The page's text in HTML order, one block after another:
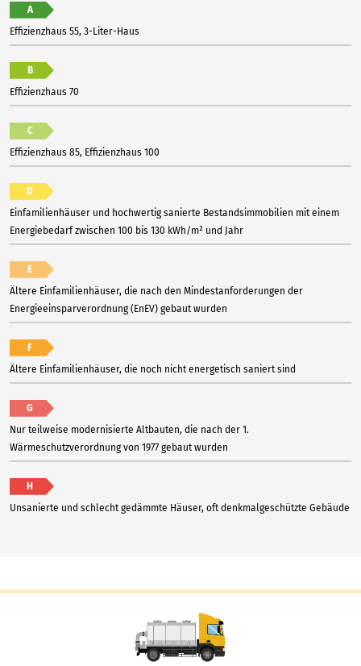
A
Effizienzhaus 55, 3-Liter-Haus
B
Effizienzhaus 70
C
Effizienzhaus 85, Effizienzhaus 100
D
Einfamilienhäuser und hochwertig sanierte Bestandsimmobilien mit einem
Energiebedarf zwischen 100 bis 130 kWh/m² und Jahr
E
Ältere Einfamilienhäuser, die nach den Mindestanforderungen der
Energieeinsparverordnung (EnEV) gebaut wurden
F
Ältere Einfamilienhäuser, die noch nicht energetisch saniert sind
G
Nur teilweise modernisierte Altbauten, die nach der 1.
Wärmeschutzverordnung von 1977 gebaut wurden
H
Unsanierte und schlecht gedämmte Häuser, oft denkmalgeschützte Gebäude